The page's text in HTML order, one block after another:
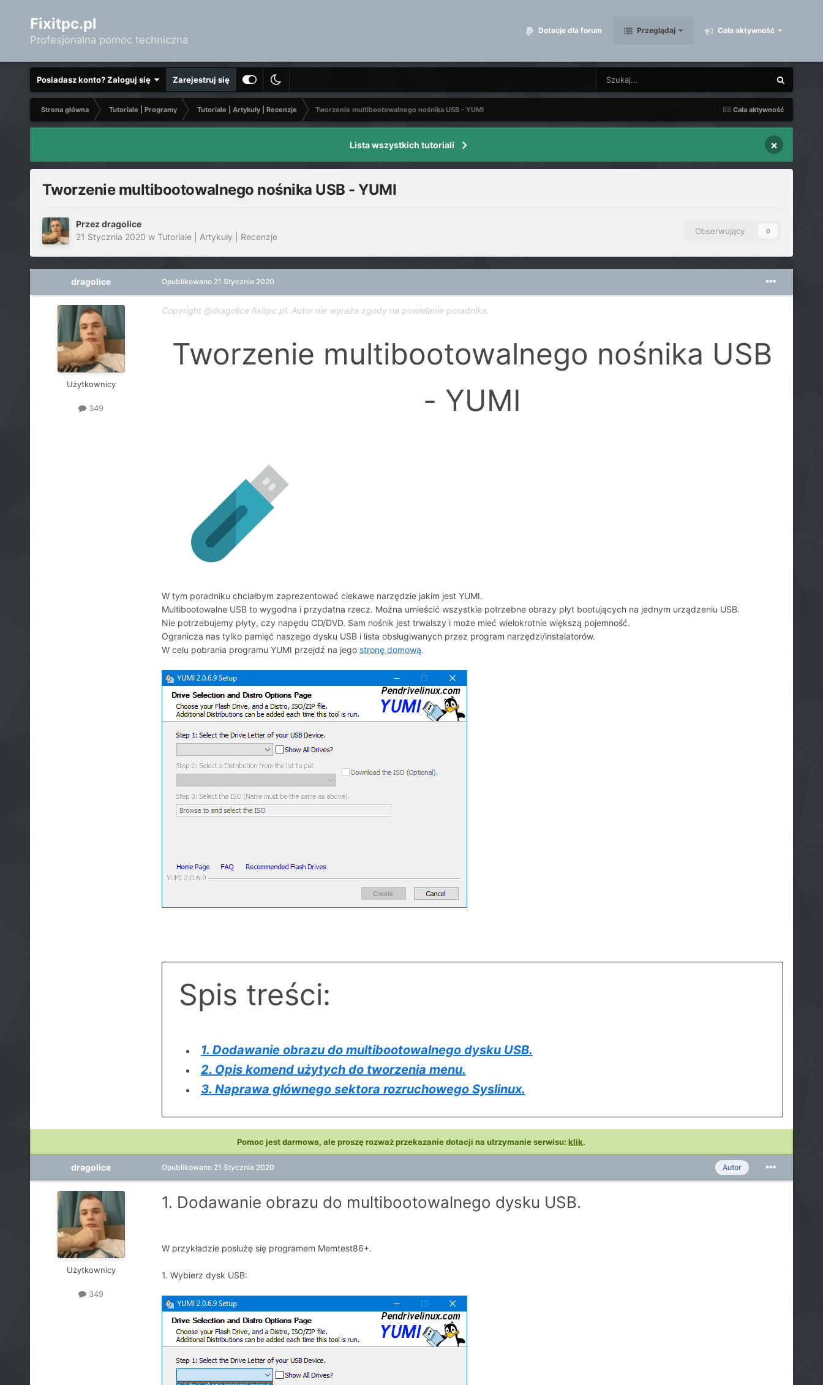
Fixitpc.pl
Profesjonalna pomoc techniczna
Dotacje dla forum Przeglądaj Cała aktywność
Posiadasz konto? Zaloguj się Zarejestruj się
Cała aktywność
Strona główna Tutoriale | Programy Tutoriale | Artykuły | Recenzje Tworzenie multibootowalnego nośnika USB - YUMI
Lista wszystkich tutoriali ×
Tworzenie multibootowalnego nośnika USB - YUMI
Przezdragolice
21 Stycznia 2020 w Tutoriale | Artykuły | Recenzje
Obserwujący 0
dragolice
Użytkownicy
349
Opublikowano 21 Stycznia 2020
Copyright @dragolice fixitpc.pl. Autor nie wyraża zgody na powielanie poradnika.
Tworzenie multibootowalnego nośnika USB
- YUMI
W tym poradniku chciałbym zaprezentować ciekawe narzędzie jakim jest YUMI.
Multibootowalne USB to wygodna i przydatna rzecz. Można umieścić wszystkie potrzebne obrazy płyt bootujących na jednym urządzeniu USB.
Nie potrzebujemy płyty, czy napędu CD/DVD. Sam nośnik jest trwalszy i może mieć wielokrotnie większą pojemność.
Ogranicza nas tylko pamięć naszego dysku USB i lista obsługiwanych przez program narzędzi/instalatorów.
W celu pobrania programu YUMI przejdź na jego stronę domową.
Spis treści:
1. Dodawanie obrazu do multibootowalnego dysku USB.
2. Opis komend użytych do tworzenia menu.
3. Naprawa głównego sektora rozruchowego Syslinux.
Pomoc jest darmowa, ale proszę rozważ przekazanie dotacji na utrzymanie serwisu:klik.
dragolice
Użytkownicy
349
Autor
Opublikowano 21 Stycznia 2020
1. Dodawanie obrazu do multibootowalnego dysku USB.
W przykładzie posłużę się programem Memtest86+.
1. Wybierz dysk USB: